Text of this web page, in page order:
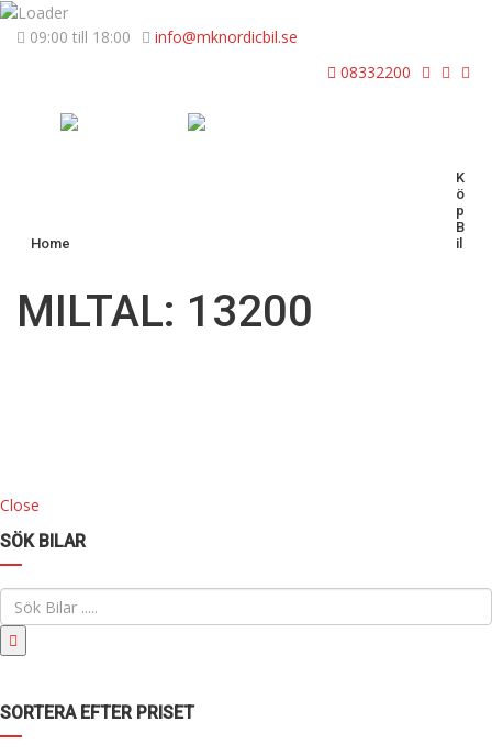
09:00 till 18:00
info@mknordicbil.se
08332200
Home
K
Ö
P
B
Il
MILTAL: 13200
Close
SÖK BILAR
SORTERA EFTER PRISET